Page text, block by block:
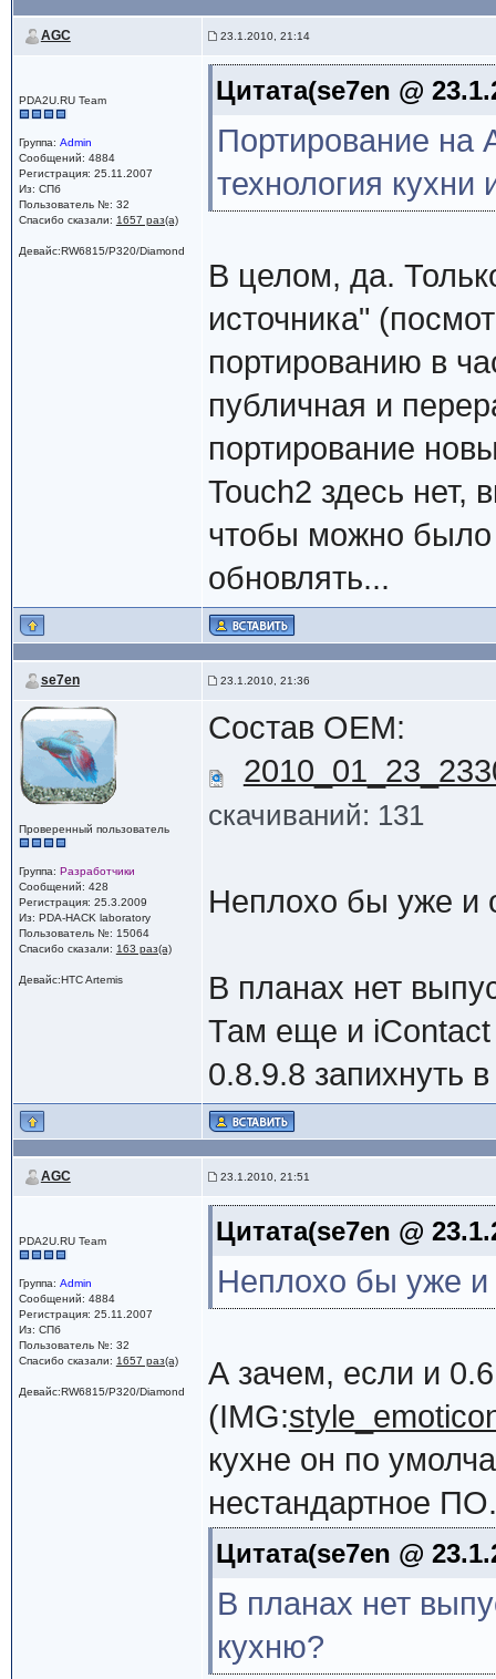
AGC 23.1.2010, 21:14
PDA2U.RU Team
Группа: Admin
Сообщений: 4884
Регистрация: 25.11.2007
Из: СПб
Пользователь №: 32
Спасибо сказали: 1657 раз(а)
Девайс:RW6815/P320/Diamond
Цитата(se7en @
Портирование на
технология кухни
В целом, да.
источника"
портированию в
публичная и
портирование
Touch2 здесь нет,
чтобы можно
обновлять...
se7en 23.1.2010, 21:36
Проверенный пользователь
Группа: Разработчики
Сообщений: 428
Регистрация: 25.3.2009
Из: PDA-HACK laboratory
Пользователь №: 15064
Спасибо сказали: 163 раз(а)
Девайс:HTC Artemis
Состав ОЕМ:
скачиваний: 131
Неплохо бы уже и
В планах нет
Там еще и iContact
0.8.9.8 запихнуть
AGC 23.1.2010, 21:51
PDA2U.RU Team
Группа: Admin
Сообщений: 4884
Регистрация: 25.11.2007
Из: СПб
Пользователь №: 32
Спасибо сказали: 1657 раз(а)
Девайс:RW6815/P320/Diamond
Цитата(se7en @
Неплохо бы уже
А зачем, если и
(IMG:
кухне он по
нестандартное ПО.
Цитата(se7en @
В планах нет
кухню?